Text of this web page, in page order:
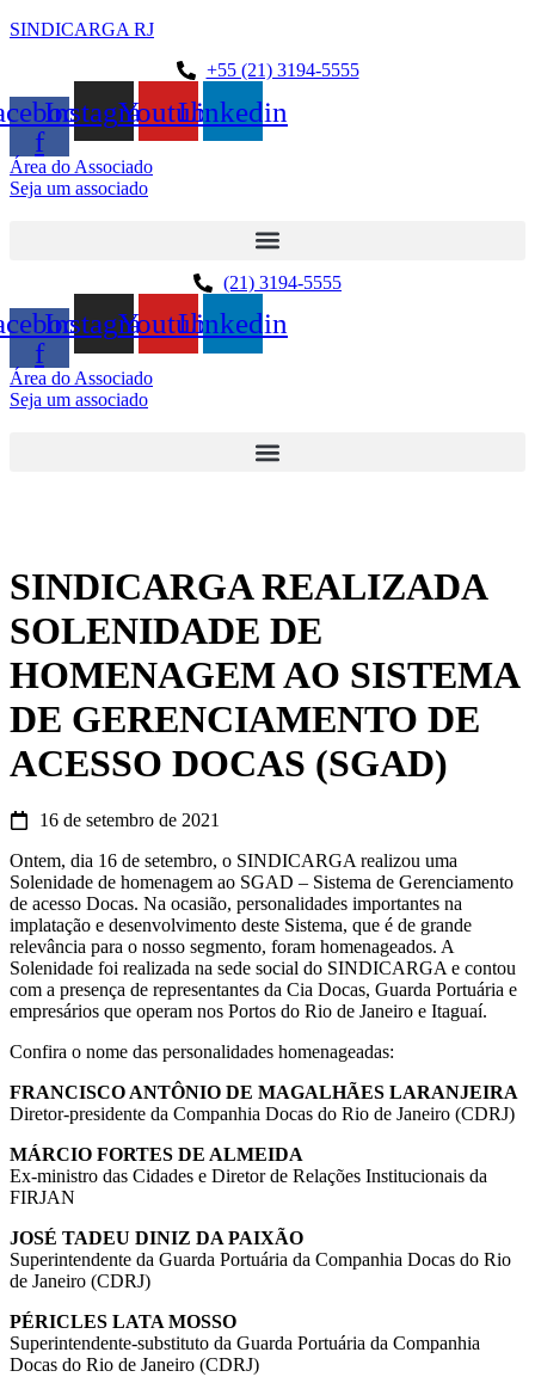
SINDICARGA RJ
+55 (21) 3194-5555
f
InstagramYoutubeLinkedin
Área do Associado
Seja um associado
(21) 3194-5555
f
InstagramYoutubeLinkedin
Área do Associado
Seja um associado
SINDICARGA REALIZADA
SOLENIDADE DE
HOMENAGEM AO SISTEMA
DE GERENCIAMENTO DE
ACESSO DOCAS (SGAD)
16 de setembro de 2021
Ontem, dia 16 de setembro, o SINDICARGA realizou uma
Solenidade de homenagem ao SGAD – Sistema de Gerenciamento
de acesso Docas. Na ocasião, personalidades importantes na
implatação e desenvolvimento deste Sistema, que é de grande
relevância para o nosso segmento, foram homenageados. A
Solenidade foi realizada na sede social do SINDICARGA e contou
com a presença de representantes da Cia Docas, Guarda Portuária e
empresários que operam nos Portos do Rio de Janeiro e Itaguaí.
Confira o nome das personalidades homenageadas:
FRANCISCO ANTÔNIO DE MAGALHÃES LARANJEIRA
Diretor-presidente da Companhia Docas do Rio de Janeiro (CDRJ)
MÁRCIO FORTES DE ALMEIDA
Ex-ministro das Cidades e Diretor de Relações Institucionais da
FIRJAN
JOSÉ TADEU DINIZ DA PAIXÃO
Superintendente da Guarda Portuária da Companhia Docas do Rio
de Janeiro (CDRJ)
PÉRICLES LATA MOSSO
Superintendente-substituto da Guarda Portuária da Companhia
Docas do Rio de Janeiro (CDRJ)